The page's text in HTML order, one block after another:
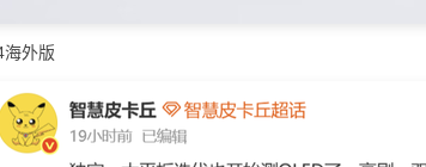
外版